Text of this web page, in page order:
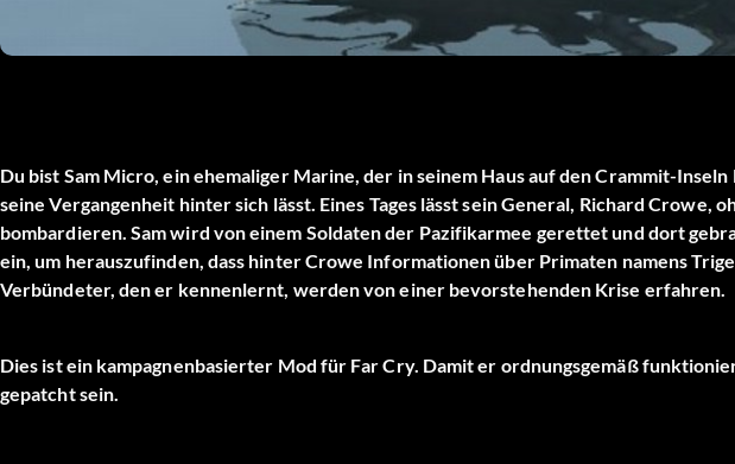
Du bist Sam Micro, ein ehemaliger Marine, der in seinem Haus auf den Crammit-
seine Vergangenheit hinter sich lässt. Eines Tages lässt sein General, Richard Crowe,
bombardieren. Sam wird von einem Soldaten der Pazifikarmee gerettet und dort
ein, um herauszufinden, dass hinter Crowe Informationen über Primaten namens
Verbündeter, den er kennenlernt, werden von einer bevorstehenden Krise erfahren.
Dies ist ein kampagnenbasierter Mod für Far Cry. Damit er ordnungsgemäß
gepatcht sein.